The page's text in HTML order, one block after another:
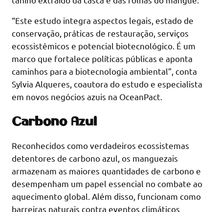
“Este estudo integra aspectos legais, estado de
conservação, práticas de restauração, serviços
ecossistêmicos e potencial biotecnológico. É um
marco que fortalece políticas públicas e aponta
caminhos para a biotecnologia ambiental”, conta
Sylvia Alqueres, coautora do estudo e especialista
em novos negócios azuis na OceanPact.
Carbono Azul
Reconhecidos como verdadeiros ecossistemas
detentores de carbono azul, os manguezais
armazenam as maiores quantidades de carbono e
desempenham um papel essencial no combate ao
aquecimento global. Além disso, funcionam como
barreiras naturais contra eventos climáticos